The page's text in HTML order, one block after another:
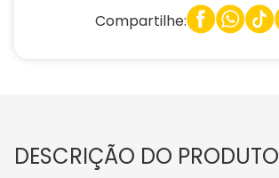
Compartilhe:
DESCRIÇÃO DO PRODUTO